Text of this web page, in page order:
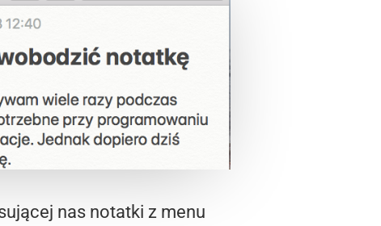
nas notatki z menu